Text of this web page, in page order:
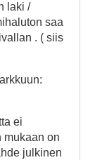
laki /
saa
. ( siis
ei
mukaan on
julkinen